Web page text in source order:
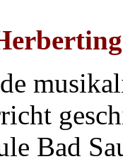
Bad